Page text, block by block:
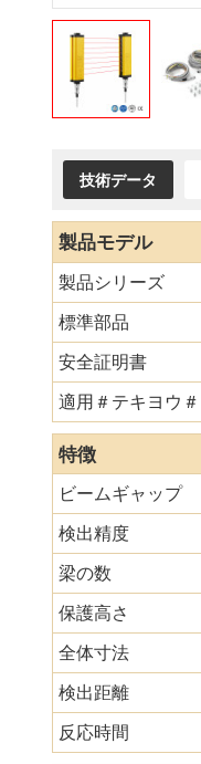
技術データ
製品モデル
製品シリーズ
標準部品
安全証明書
適用＃テキヨウ＃
特徴
ビームギャップ
検出精度
梁の数
保護高さ
全体寸法
検出距離
反応時間